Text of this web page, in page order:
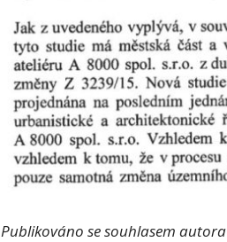
Publikováno se souhlasem autora